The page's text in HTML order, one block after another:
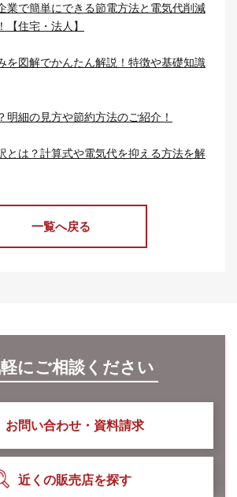
業で簡単にできる節電方法と電気代削減
住宅・法人】
を図解でかんたん解説！特徴や基礎知識
明細の見方や節約方法のご紹介！
とは？計算式や電気代を抑える方法を解
一覧へ戻る
にご相談ください
お問い合わせ・資料請求
近くの販売店を探す